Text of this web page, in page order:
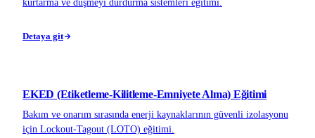
kurtarma ve düşmeyi durdurma sistemleri eğitimi.
Detaya git
EKED (Etiketleme-Kilitleme-Emniyete Alma) Eğitimi
Bakım ve onarım sırasında enerji kaynaklarının güvenli izolasyonu
için Lockout-Tagout (LOTO) eğitimi.